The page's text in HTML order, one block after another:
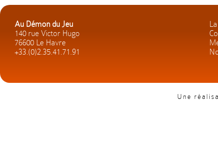
Au Démon du Jeu
140 rue Victor Hugo
76600 Le Havre
+33.(0)2.35.41.71.91
Une